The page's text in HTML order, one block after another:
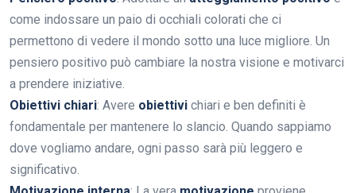
come indossare un paio di occhiali colorati che ci
permettono di vedere il mondo sotto una luce migliore. Un
pensiero positivo può cambiare la nostra visione e motivarci
a prendere iniziative.
Obiettivi chiari: Avere obiettivi chiari e ben definiti è
fondamentale per mantenere lo slancio. Quando sappiamo
dove vogliamo andare, ogni passo sarà più leggero e
significativo.